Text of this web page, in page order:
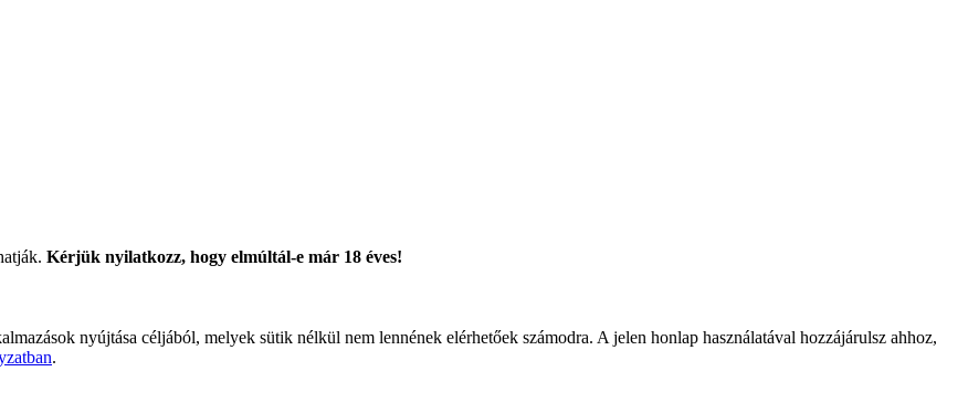
Kérjük nyilatkozz, hogy elmúltál-e már 18 éves!
nyújtása céljából, melyek sütik nélkül nem lennének elérhetőek számodra. A jelen honlap használatával hozzájárulsz ahhoz,
.